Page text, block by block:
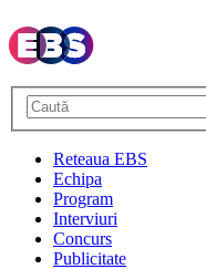
Reteaua EBS
Echipa
Program
Interviuri
Concurs
Publicitate